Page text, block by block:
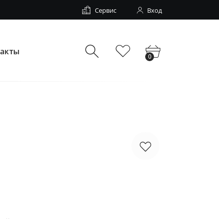
Сервис Вход
0